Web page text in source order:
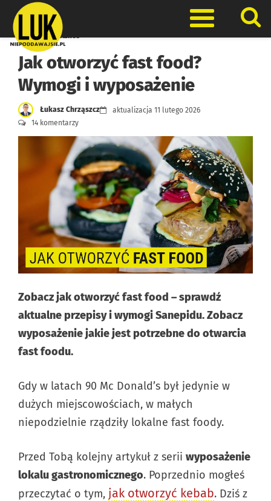
content
Otwórz
Pomysły na biznes
Jak otworzyć fast food?
Wymogi i wyposażenie
aktualizacja 11 lutego 2026
Łukasz Chrząszcz
14 komentarzy
Zobacz jak otworzyć fast food – sprawdź
aktualne przepisy i wymogi Sanepidu. Zobacz
wyposażenie jakie jest potrzebne do otwarcia
fast foodu.
Gdy w latach 90 Mc Donald’s był jedynie w
dużych miejscowościach, w małych
niepodzielnie rządziły lokalne fast foody.
Przed Tobą kolejny artykuł z serii wyposażenie
lokalu gastronomicznego. Poprzednio mogłeś
przeczytać o tym, jak otworzyć kebab. Dziś z